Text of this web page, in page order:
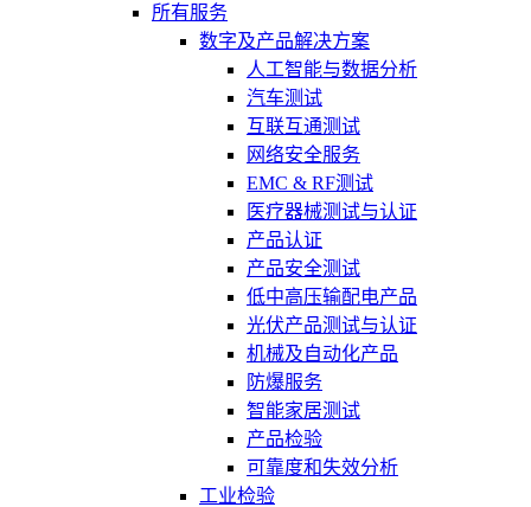
所有服务
数字及产品解决方案
人工智能与数据分析
汽车测试
互联互通测试
网络安全服务
EMC & RF测试
医疗器械测试与认证
产品认证
产品安全测试
低中高压输配电产品
光伏产品测试与认证
机械及自动化产品
防爆服务
智能家居测试
产品检验
可靠度和失效分析
工业检验